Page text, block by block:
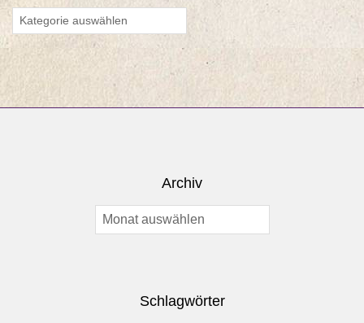
Kategorien
Archiv
Archiv
Schlagwörter